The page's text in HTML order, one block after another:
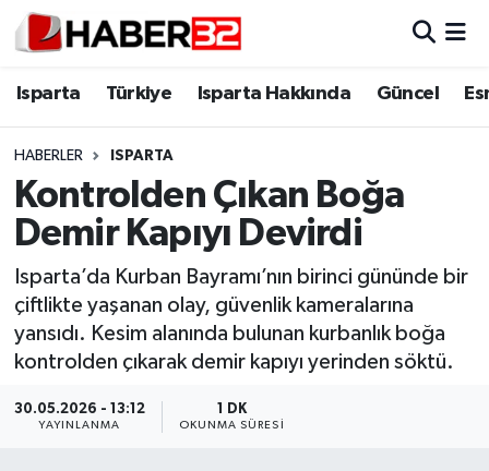
Isparta Türkiye Isparta Hakkında Güncel
HABERLER ISPARTA
Kontrolden Çıkan Boğa
Demir Kapıyı Devirdi
Isparta’da Kurban Bayramı’nın birinci gününde bir
çiftlikte yaşanan olay, güvenlik kameralarına
yansıdı. Kesim alanında bulunan kurbanlık boğa
kontrolden çıkarak demir kapıyı yerinden söktü.
30.05.2026 - 13:12
YAYINLANMA
1 DK
OKUNMA SÜRESI
Isparta
Esnaf Diyor ki;
ASAYİŞ
BİLİM VE TEKNOLOJİ
EĞİTİM
GENEL
Isparta Nöbetçi Eczaneler
Isparta Trafik Yoğunluk Haritası
Süper Lig Puan Durumu ve Fikstür
Tüm Manşetler
Son Dakika Haberleri
Haber Arşivi